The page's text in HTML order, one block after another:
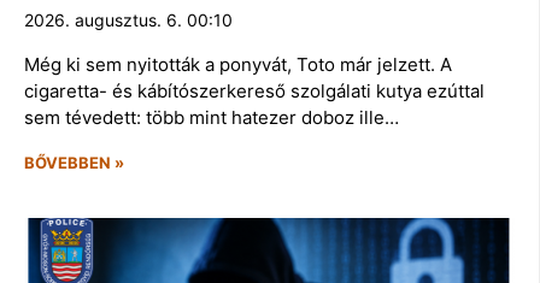
2026. augusztus. 6. 00:10
Még ki sem nyitották a ponyvát, Toto már jelzett. A
cigaretta- és kábítószerkereső szolgálati kutya ezúttal
sem tévedett: több mint hatezer doboz ille…
BŐVEBBEN »